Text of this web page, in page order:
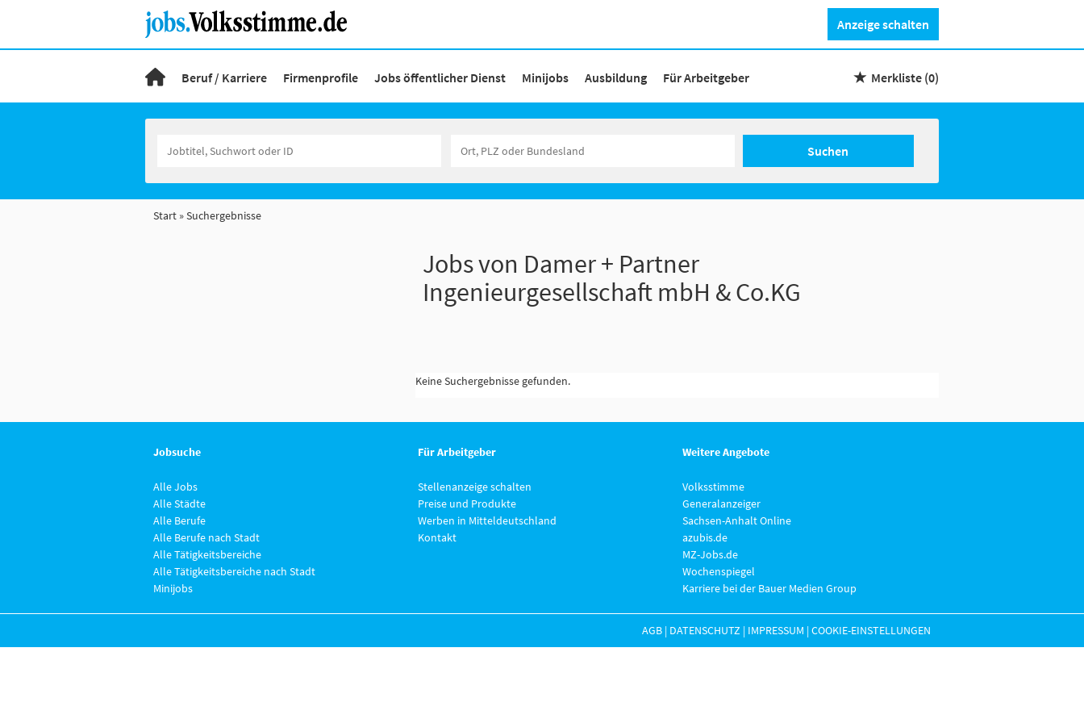
Anzeige schalten
Beruf / Karriere Firmenprofile Jobs öffentlicher Dienst Minijobs Ausbildung Für Arbeitgeber Merkliste (0)
Suchen
Start Suchergebnisse
Jobs von Damer + Partner
Ingenieurgesellschaft mbH & Co.KG
Keine Suchergebnisse gefunden.
Jobsuche
Alle Jobs
Alle Städte
Alle Berufe
Alle Berufe nach Stadt
Alle Tätigkeitsbereiche
Alle Tätigkeitsbereiche nach Stadt
Minijobs
Für Arbeitgeber
Stellenanzeige schalten
Preise und Produkte
Werben in Mitteldeutschland
Kontakt
Weitere Angebote
Volksstimme
Generalanzeiger
Sachsen-Anhalt Online
azubis.de
MZ-Jobs.de
Wochenspiegel
Karriere bei der Bauer Medien Group
AGB | DATENSCHUTZ | IMPRESSUM |COOKIE-EINSTELLUNGEN